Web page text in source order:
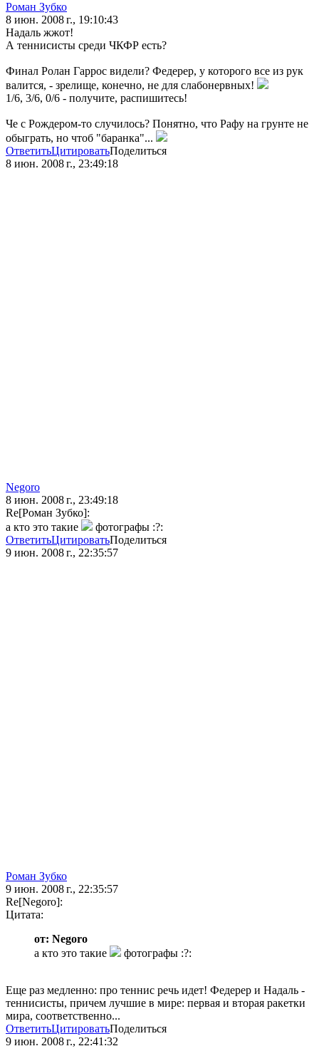
Роман Зубко
8 июн. 2008 г., 19:10:43
Надаль жжот!
А теннисисты среди ЧКФР есть?
Финал Ролан Гаррос видели? Федерер, у которого все из рук
валится, - зрелище, конечно, не для слабонервных!
1/6, 3/6, 0/6 - получите, распишитесь!
Че с Рождером-то случилось? Понятно, что Рафу на грунте не
обыграть, но чтоб "баранка"...
ОтветитьЦитироватьПоделиться
8 июн. 2008 г., 23:49:18
Negoro
8 июн. 2008 г., 23:49:18
Re[Роман Зубко]:
а кто это такие
фотографы :?:
ОтветитьЦитироватьПоделиться
9 июн. 2008 г., 22:35:57
Роман Зубко
9 июн. 2008 г., 22:35:57
Re[Negoro]:
Цитата:
от: Negoro
а кто это такие
фотографы :?:
Еще раз медленно: про теннис речь идет! Федерер и Надаль -
теннисисты, причем лучшие в мире: первая и вторая ракетки
мира, соответственно...
ОтветитьЦитироватьПоделиться
9 июн. 2008 г., 22:41:32